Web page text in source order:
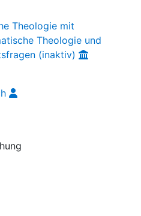
Theologie mit
Theologie und
(inaktiv)